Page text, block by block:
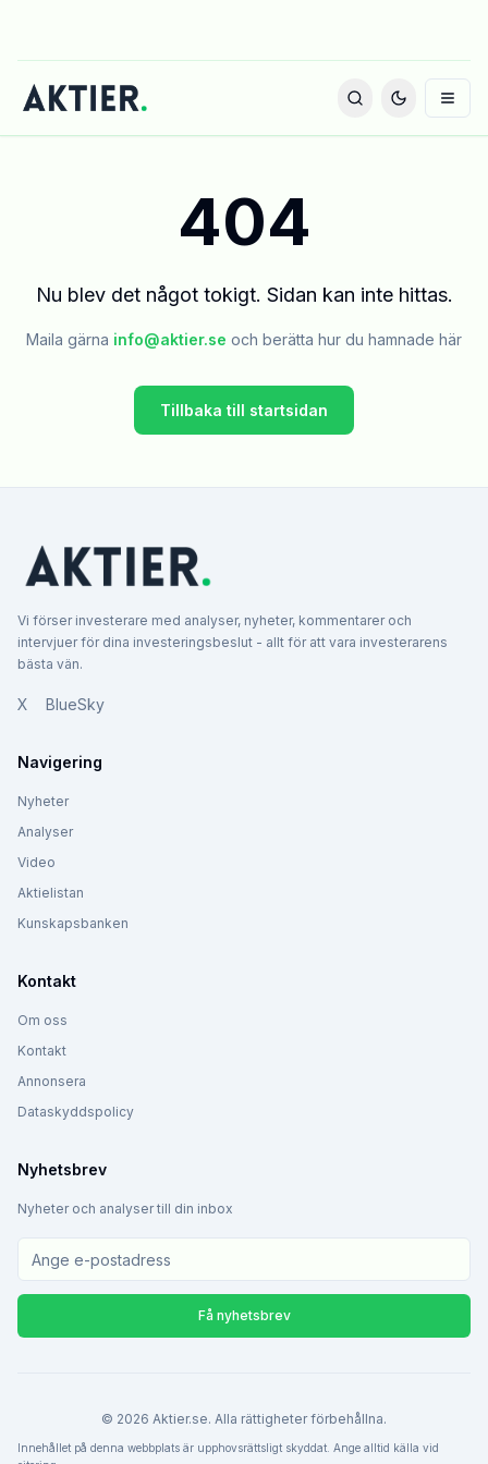
404
Nu blev det något tokigt. Sidan kan inte hittas.
Maila gärna info@aktier.se och berätta hur du hamnade här
Tillbaka till startsidan
Vi förser investerare med analyser, nyheter, kommentarer och
intervjuer för dina investeringsbeslut - allt för att vara investerarens
bästa vän.
X BlueSky
Navigering
Nyheter
Analyser
Video
Aktielistan
Kunskapsbanken
Kontakt
Om oss
Kontakt
Annonsera
Dataskyddspolicy
Nyhetsbrev
Nyheter och analyser till din inbox
Få nyhetsbrev
© 2026 Aktier.se. Alla rättigheter förbehållna.
Innehållet på denna webbplats är upphovsrättsligt skyddat. Ange alltid källa vid